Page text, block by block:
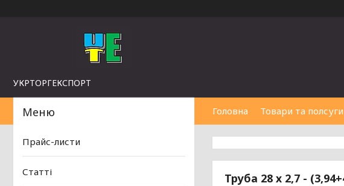
УКРТОРГЕКСПОРТ
Головна Товари та полсуги
Труба 28 х 2,7 -
Прайс-листи
Статті